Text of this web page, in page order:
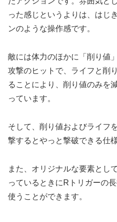
った感じというよりは、はじ
ンのような操作感です。
敵には体力のほかに「削り値
攻撃のヒットで、ライフと削
ることにより、削り値のみを
っています。
そして、削り値およびライフ
撃するとやっと撃破できる仕様
また、オリジナルな要素とし
っているときにRトリガーの
使うことができます。